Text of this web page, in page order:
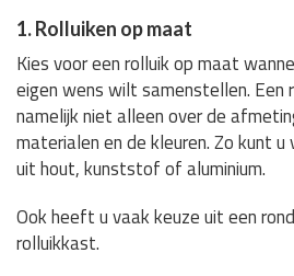
1. Rolluiken op maat
Kies voor een rolluik op maat
eigen wens wilt samenstellen. Een
namelijk niet alleen over de
materialen en de kleuren. Zo kunt
uit hout, kunststof of aluminium.
Ook heeft u vaak keuze uit een
rolluikkast.